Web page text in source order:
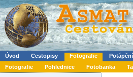
Úvod Cestopisy Fotografie Potápění
Fotografie
Pohlednice Fotobanka